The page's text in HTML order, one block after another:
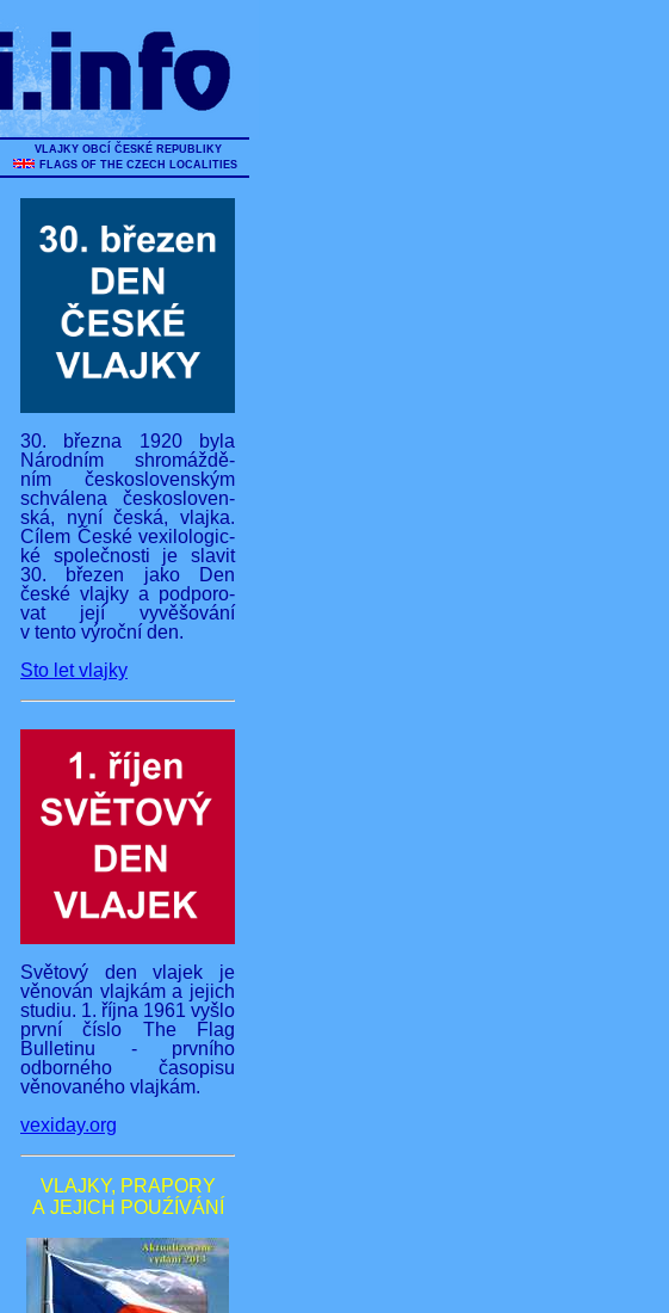
VLAJKY OBCÍ ČESKÉ REPUBLIKY
FLAGS OF THE CZECH LOCALITIES
30. března 1920 byla
Národním shromáždě-
ním československým
schválena českosloven-
ská, nyní česká, vlajka.
Cílem České vexilologic-
ké společnosti je slavit
30. březen jako Den
české vlajky a podporo-
vat její vyvěšování
v tento výroční den.
Sto let vlajky
Světový den vlajek je
věnován vlajkám a jejich
studiu. 1. října 1961 vyšlo
první číslo The Flag
Bulletinu - prvního
odborného časopisu
věnovaného vlajkám.
vexiday.org
VLAJKY, PRAPORY
A JEJICH POUŹÍVÁNÍ